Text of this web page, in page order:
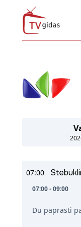
07:00
07:00 - 09:00
Du paprasti